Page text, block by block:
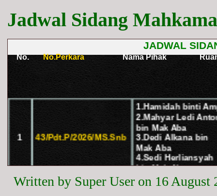
Jadwal Sidang
Written by Super User on 16 August